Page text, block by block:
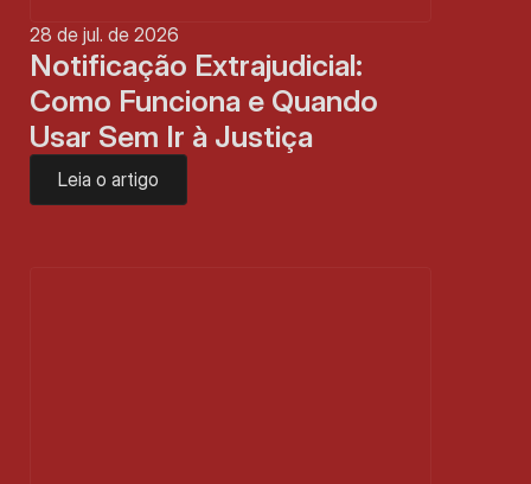
28 de jul. de 2026
Notificação Extrajudicial:
Como Funciona e Quando
Usar Sem Ir à Justiça
Leia o artigo